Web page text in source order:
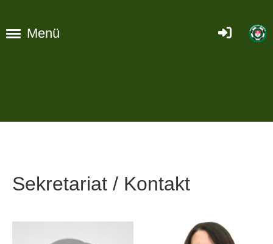
Menü
Sekretariat / Kontakt